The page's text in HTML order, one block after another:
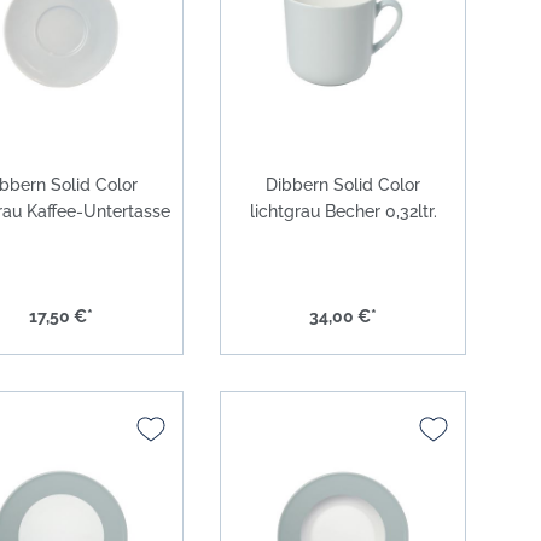
Solid Color grau
Solid Color anthrazit
Solid Color platin
Solid Color lichtgrau
Solid Color
Kaffee-Untertasse
17,50 €*
Dibbern Solid Color
lichtgrau Becher 0,32ltr.
34,00 €*